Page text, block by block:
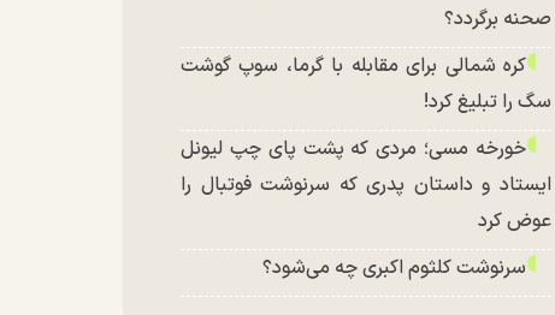
صحنه برگردد؟
کره شمالی برای مقابله با گرما، سوپ گوشت
سگ را تبلیغ کرد!
خورخه مسی؛ مردی که پشت پای چپ لیونل
ایستاد و داستان پدری که سرنوشت فوتبال را
عوض کرد
سرنوشت کلثوم اکبری چه می‌شود؟